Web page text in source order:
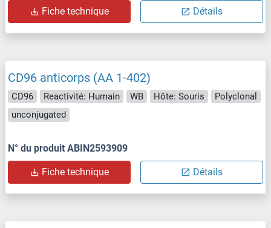
Fiche technique Détails
CD96 anticorps (AA 1-402)
CD96 Reactivité: Humain WB Hôte: Souris
Polyclonal
unconjugated
N° du produit ABIN2593909
Fiche technique Détails